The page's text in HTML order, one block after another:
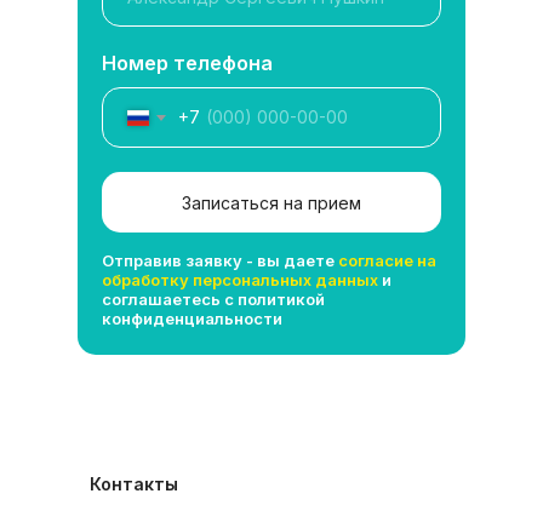
Номер телефона
+7
Записаться на прием
Отправив заявку - вы даете согласие на
обработку персональных данных и
соглашаетесь с политикой
конфиденциальности
Контакты